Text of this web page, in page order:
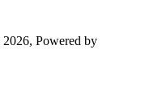
Powered by